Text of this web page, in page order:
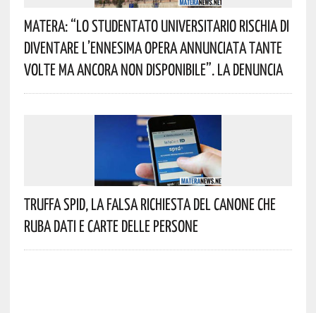
Matera: “Lo Studentato Universitario Rischia Di
Diventare L’ennesima Opera Annunciata Tante
Volte Ma Ancora Non Disponibile”. La Denuncia
Truffa Spid, La Falsa Richiesta Del Canone Che
Ruba Dati E Carte Delle Persone